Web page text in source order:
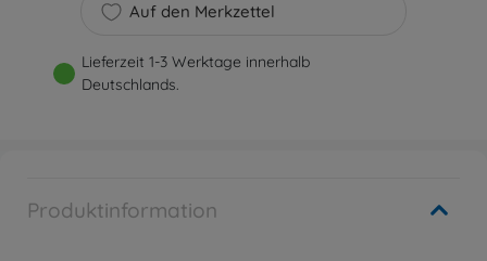
Auf den Merkzettel
Lieferzeit 1-3 Werktage innerhalb
Deutschlands.
Produktinformation